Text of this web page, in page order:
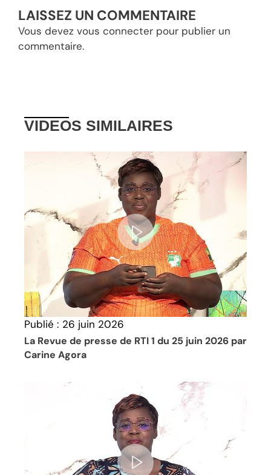
LAISSEZ UN COMMENTAIRE
Vous devez vous connecter pour publier un
commentaire.
VIDEOS SIMILAIRES
Publié : 26 juin 2026
La Revue de presse de RTI 1 du 25 juin 2026 par
Carine Agora